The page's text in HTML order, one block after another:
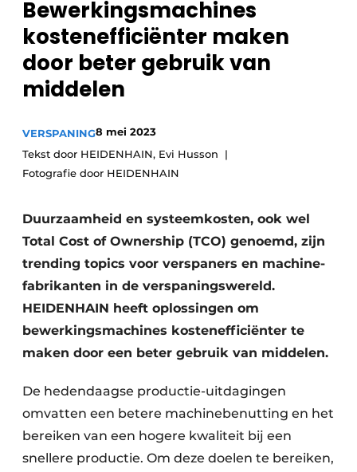
Vacature aanmelden
Vacatures
Video’s
Bewerkingsmachines
kostenefficiënter maken
door beter gebruik van
middelen
VERSPANING8 mei 2023
Tekst door HEIDENHAIN, Evi Husson
Fotografie door HEIDENHAIN
Duurzaamheid en systeemkosten, ook wel
Total Cost of Ownership (TCO) genoemd, zijn
trending topics voor verspaners en machine­
fabrikanten in de verspaningswereld.
HEIDENHAIN heeft oplossingen om
bewerkingsmachines kostenefficiënter te
maken door een beter gebruik van middelen.
De hedendaagse productie-uitdagingen
omvatten een betere machinebenutting en het
bereiken van een hogere kwaliteit bij een
snellere productie. Om deze doelen te bereiken,